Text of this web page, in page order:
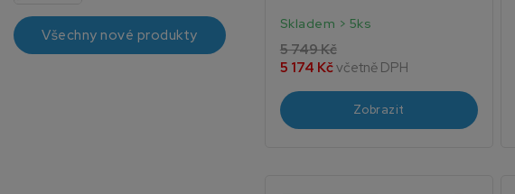
Všechny nové produkty
Skladem > 5ks
5 749 Kč
5 174 Kčvčetně DPH
Zobrazit